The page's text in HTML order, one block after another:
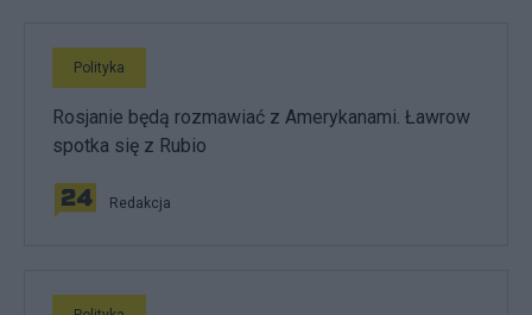
Polityka
Rosjanie będą rozmawiać z Amerykanami. Ławrow
spotka się z Rubio
Redakcja